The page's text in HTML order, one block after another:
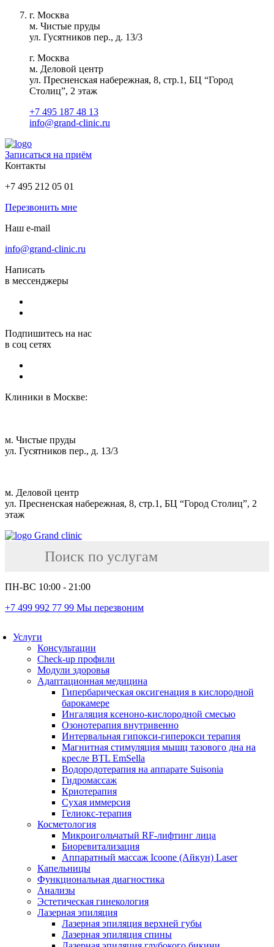
г. Москва
м. Чистые пруды
ул. Гусятников пер., д. 13/3
г. Москва
м. Деловой центр
ул. Пресненская набережная, 8, стр.1, БЦ “Город
Столиц”, 2 этаж
+7 495 187 48 13
info@grand-clinic.ru
Записаться на приём
Контакты
+7 495 212 05 01
Перезвонить мне
Наш e-mail
info@grand-clinic.ru
Написать
в мессенджеры
Подпишитесь на нас
в соц сетях
Клиники в Москве:
м. Чистые пруды
ул. Гусятников пер., д. 13/3
м. Деловой центр
ул. Пресненская набережная, 8, стр.1, БЦ “Город Столиц”, 2
этаж
ПН-ВС 10:00 - 21:00
+7 499 992 77 99 Мы перезвоним
Услуги
Консультации
Check-up профили
Модули здоровья
Адаптационная медицина
Гипербарическая оксигенация в кислородной
барокамере
Ингаляция ксеноно-кислородной смесью
Озонотерапия внутривенно
Интервальная гипокси-гиперокси терапия
Магнитная стимуляция мышц тазового дна на
кресле BTL EmSella
Водородотерапия на аппарате Suisonia
Гидромассаж
Криотерапия
Сухая иммерсия
Гелиокс-терапия
Косметология
Микроигольчатый RF-лифтинг лица
Биоревитализация
Аппаратный массаж Icoone (Айкун) Laser
Капельницы
Функциональная диагностика
Анализы
Эстетическая гинекология
Лазерная эпиляция
Лазерная эпиляция верхней губы
Лазерная эпиляция спины